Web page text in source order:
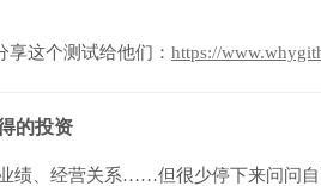
这个测试给他们： https://
的投资
绩、经营关系……但很少停下来问问